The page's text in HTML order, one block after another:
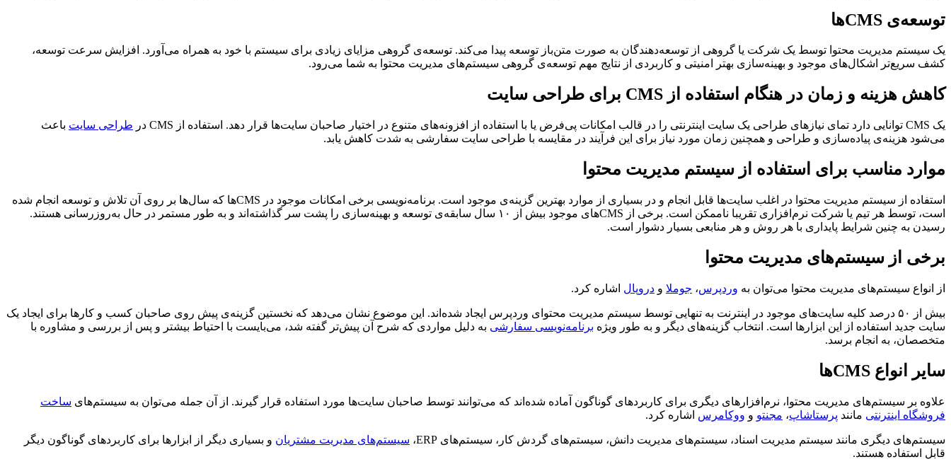
توسعه‌ی CMSها
یک سیستم مدیریت محتوا توسط یک شرکت یا گروهی از توسعه‌دهندگان به صورت متن‌باز توسعه پیدا می‌کند. توسعه‌ی گروهی مزایای زیادی برای سیستم با خود به همراه می‌آورد. افزایش سرعت توسعه،
کشف سریع‌تر اشکال‌های موجود و بهینه‌سازی بهتر امنیتی و کاربردی از نتایج مهم توسعه‌ی گروهی سیستم‌های مدیریت محتوا به شما می‌رود.
کاهش هزینه و زمان در هنگام استفاده از CMS برای طراحی سایت
یک CMS توانایی دارد تمای نیازهای طراحی یک سایت اینترنتی را در قالب امکانات پی‌فرض یا با استفاده از افزونه‌های متنوع در اختیار صاحبان سایت‌ها قرار دهد. استفاده از CMS در طراحی سایت باعث
می‌شود هزینه‌ی پیاده‌سازی و طراحی و همچنین زمان مورد نیاز برای این فرآیند در مقایسه با طراحی سایت سفارشی به شدت کاهش یابد.
موارد مناسب برای استفاده از سیستم مدیریت محتوا
استفاده از سیستم مدیریت محتوا در اغلب سایت‌ها قابل انجام و در بسیاری از موارد بهترین گزینه‌ی موجود است. برنامه‌نویسی برخی امکانات موجود در CMSها که سال‌ها بر روی آن تلاش و توسعه انجام شده
است، توسط هر تیم یا شرکت‌ نرم‌افزاری تقریبا ناممکن است. برخی از CMSهای موجود بیش از ۱۰ سال سابقه‌ی توسعه و بهینه‌سازی را پشت سر گذاشته‌اند و به طور مستمر در حال به‌روزرسانی هستند.
رسیدن به چنین شرایط پایداری با هر روش و هر منابعی بسیار دشوار است.
برخی از سیستم‌های مدیریت محتوا
از انواع سیستم‌های مدیریت محتوا می‌توان به وردپرس، جوملا و دروپال اشاره کرد.
بیش از ۵۰ درصد کلیه سایت‌های موجود در اینترنت به تنهایی توسط سیستم مدیریت محتوای وردپرس ایجاد شده‌اند. این موضوع نشان می‌دهد که نخستین گزینه‌ی پیش روی صاحبان کسب و کارها برای ایجاد یک
سایت جدید استفاده از این ابزارها است. انتخاب گزینه‌های دیگر و به طور ویژه برنامه‌نویسی سفارشی به دلیل مواردی که شرح آن پیش‌تر گفته شد، می‌بایست با احتیاط بیشتر و پس از بررسی و مشاوره با
متخصصان، به انجام برسد.
سایر انواع CMSها
علاوه بر سیستم‌های مدیریت محتوا، نرم‌افزارهای دیگری برای کاربردهای گوناگون آماده شده‌اند که می‌توانند توسط صاحبان سایت‌ها مورد استفاده قرار گیرند. از آن جمله می‌توان به سیستم‌های ساخت
فروشگاه اینترنتی مانند پرستاشاپ، مجنتو و ووکامرس اشاره کرد.
سیستم‌های دیگری مانند سیستم مدیریت اسناد، سیستم‌های مدیریت دانش، سیستم‌های گردش کار، سیستم‌های ERP، سیستم‌های مدیریت مشتریان و بسیاری دیگر از ابزارها برای کاربردهای گوناگون دیگر
قابل استفاده هستند.